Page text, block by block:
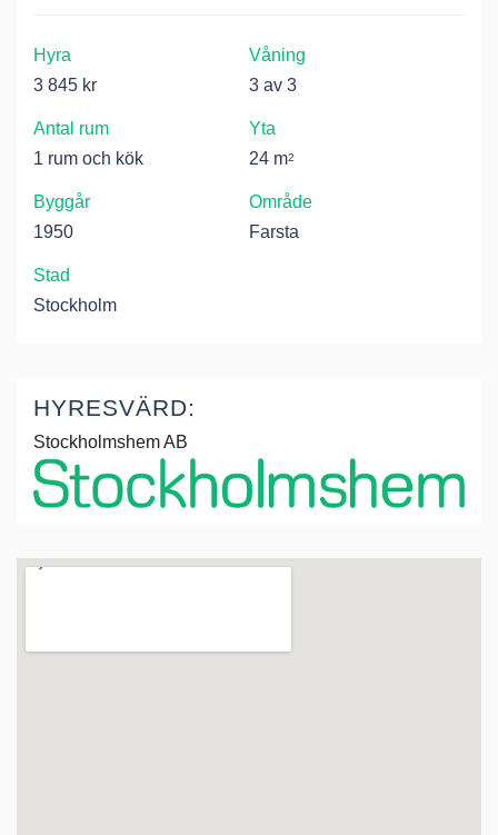
Hyra
3 845 kr
Våning
3 av 3
Antal rum
1 rum och kök
Yta
24 m2
Byggår
1950
Område
Farsta
Stad
Stockholm
HYRESVÄRD:
Stockholmshem AB